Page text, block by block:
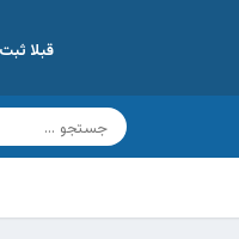
قبلا